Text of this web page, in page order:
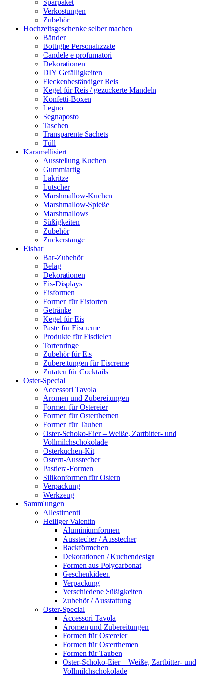
Sparpaket
Verkostungen
Zubehör
Hochzeitsgeschenke selber machen
Bänder
Bottiglie Personalizzate
Candele e profumatori
Dekorationen
DIY Gefälligkeiten
Fleckenbeständiger Reis
Kegel für Reis / gezuckerte Mandeln
Konfetti-Boxen
Legno
Segnaposto
Taschen
Transparente Sachets
Tüll
Karamellisiert
Ausstellung Kuchen
Gummiartig
Lakritze
Lutscher
Marshmallow-Kuchen
Marshmallow-Spieße
Marshmallows
Süßigkeiten
Zubehör
Zuckerstange
Eisbar
Bar-Zubehör
Belag
Dekorationen
Eis-Displays
Eisformen
Formen für Eistorten
Getränke
Kegel für Eis
Paste für Eiscreme
Produkte für Eisdielen
Tortenringe
Zubehör für Eis
Zubereitungen für Eiscreme
Zutaten für Cocktails
Oster-Special
Accessori Tavola
Aromen und Zubereitungen
Formen für Ostereier
Formen für Osterthemen
Formen für Tauben
Oster-Schoko-Eier – Weiße, Zartbitter- und
Vollmilchschokolade
Osterkuchen-Kit
Ostern-Ausstecher
Pastiera-Formen
Silikonformen für Ostern
Verpackung
Werkzeug
Sammlungen
Allestimenti
Heiliger Valentin
Aluminiumformen
Ausstecher / Ausstecher
Backförmchen
Dekorationen / Kuchendesign
Formen aus Polycarbonat
Geschenkideen
Verpackung
Verschiedene Süßigkeiten
Zubehör / Ausstattung
Oster-Special
Accessori Tavola
Aromen und Zubereitungen
Formen für Ostereier
Formen für Osterthemen
Formen für Tauben
Oster-Schoko-Eier – Weiße, Zartbitter- und
Vollmilchschokolade